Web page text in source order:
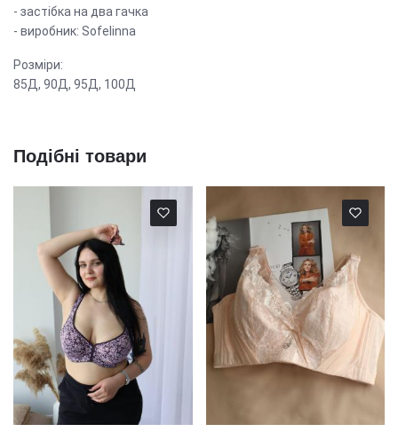
- застібка на два гачка
- виробник: Sofelinna
Розміри:
85Д, 90Д, 95Д, 100Д
Подібні товари